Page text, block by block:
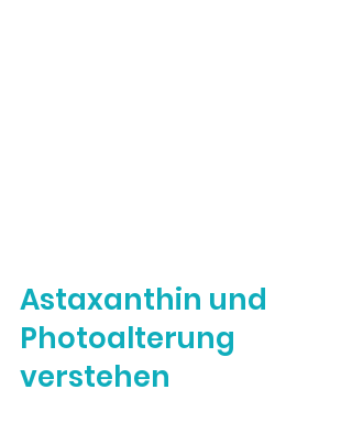
Astaxanthin und
Photoalterung
verstehen